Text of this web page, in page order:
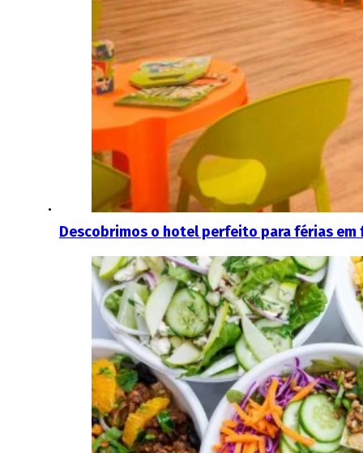
Descobrimos o hotel perfeito para férias em